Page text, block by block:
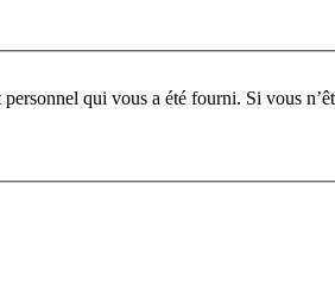
Pour participer à ce forum, vous devez vous enregistrer au